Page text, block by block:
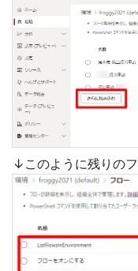
↓このように残りの